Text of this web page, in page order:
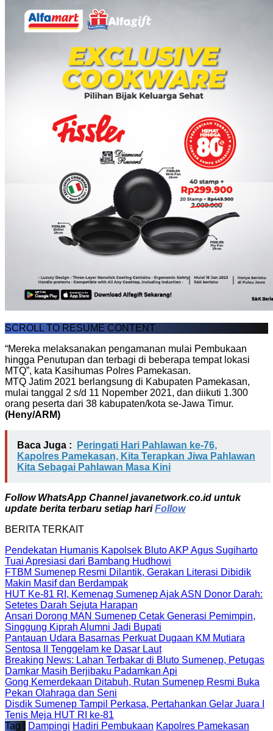
SCROLL TO RESUME CONTENT
“Mereka melaksanakan pengamanan mulai Pembukaan
hingga Penutupan dan terbagi di beberapa tempat lokasi
MTQ”, kata Kasihumas Polres Pamekasan.
MTQ Jatim 2021 berlangsung di Kabupaten Pamekasan,
mulai tanggal 2 s/d 11 Nopember 2021, dan diikuti 1.300
orang peserta dari 38 kabupaten/kota se-Jawa Timur.
(Heny/ARM)
Baca Juga :
Peringati Hari Pahlawan ke-76,
Kapolres Pamekasan, Kita Terapkan Jiwa Pahlawan
Kita Sebagai Pahlawan Masa Kini
Follow WhatsApp Channel javanetwork.co.id untuk
update berita terbaru setiap hariFollow
BERITA TERKAIT
Pendekatan Humanis Kapolsek Bluto AKP Agus Sugiharto
Tuai Apresiasi dari Bambang Hudhowi
FTBM Sumenep Resmi Dilantik, Gerakan Literasi Dibidik
Makin Masif dan Berdampak
HUT Ke-81 RI, Kemenag Sumenep Ajak ASN Donor Darah:
Setetes Darah Sejuta Harapan
Ansari Dorong MAN Sumenep Cetak Generasi Pemimpin,
Singgung Kiprah Alumni Jadi Bupati
Pantauan Udara Basarnas Perkuat Dugaan KM Mutiara
Sentosa II Tenggelam ke Dasar Laut
Breaking News: Lahan Terbakar di Bluto Sumenep, Petugas
Damkar Masih Berjibaku Padamkan Api
Gong Kemerdekaan Ditabuh, Rutan Sumenep Resmi Buka
Pekan Olahraga dan Seni
Disdik Sumenep Tampil Perkasa, Pertahankan Gelar Juara I
Tenis Meja HUT RI ke-81
Tag : Dampingi Hadiri Pembukaan Kapolres Pamekasan